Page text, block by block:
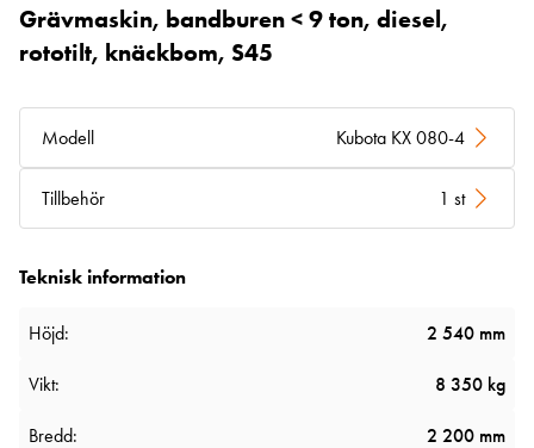
Grävmaskin, bandburen < 9 ton, diesel,
rototilt, knäckbom, S45
Modell Kubota KX 080-4
Tillbehör 1 st
Teknisk information
Höjd: 2 540 mm
Vikt: 8 350 kg
Bredd: 2 200 mm